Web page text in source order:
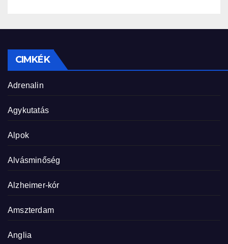
CIMKÉK
Adrenalin
Agykutatás
Alpok
Alvásminőség
Alzheimer-kór
Amszterdam
Anglia